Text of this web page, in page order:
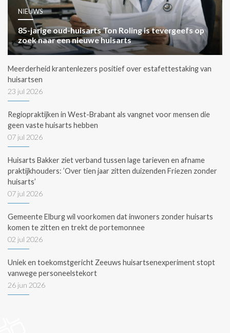
NIEUWS
85-jarige oud-huisarts Ton Roling is tevergeefs op
zoek naar een nieuwe huisarts
Meerderheid krantenlezers positief over estafettestaking van
huisartsen
23 jul 2026
Regiopraktijken in West-Brabant als vangnet voor mensen die
geen vaste huisarts hebben
07 jul 2026
Huisarts Bakker ziet verband tussen lage tarieven en afname
praktijkhouders: ’Over tien jaar zitten duizenden Friezen zonder
huisarts’
07 jul 2026
Gemeente Elburg wil voorkomen dat inwoners zonder huisarts
komen te zitten en trekt de portemonnee
02 jul 2026
Uniek en toekomstgericht Zeeuws huisartsenexperiment stopt
vanwege personeelstekort
26 jun 2026